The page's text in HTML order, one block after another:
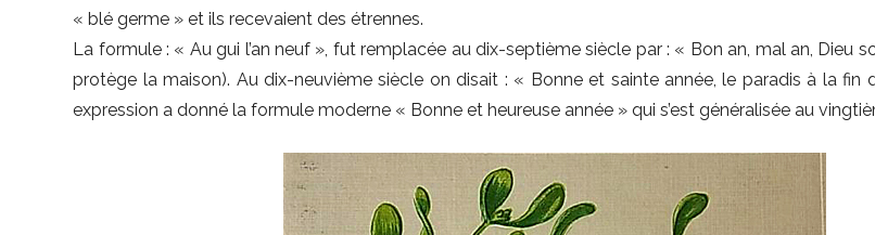
« blé germe » et ils recevaient des étrennes.
La formule : « Au gui l’an neuf », fut remplacée au dix-septième siècle par : « Bon an, mal an, Dieu
protège la maison). Au dix-neuvième siècle on disait : « Bonne et sainte année, le paradis à la fin
expression a donné la formule moderne « Bonne et heureuse année » qui s’est généralisée au